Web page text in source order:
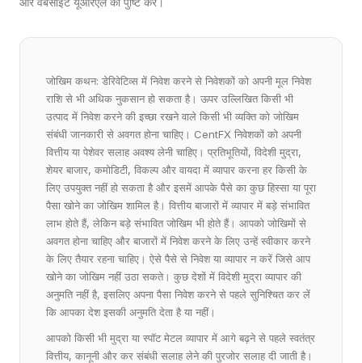
जोखिम कथन: डेरिवेटिव्स में निवेश करने से निवेशकों को अपनी मूल निवेश
राशि से भी अधिक नुकसान हो सकता है। ऊपर उल्लिखित किसी भी
उत्पाद में निवेश करने की इच्छा रखने वाले किसी भी व्यक्ति को जोखिम
संबंधी जानकारी से अवगत होना चाहिए। CentFX निवेशकों को अपनी
वित्तीय या पेशेवर सलाह अवश्य लेनी चाहिए। प्रतिभूतियों, विदेशी मुद्रा,
शेयर बाजार, कमोडिटी, विकल्प और वायदा में व्यापार करना हर किसी के
लिए उपयुक्त नहीं हो सकता है और इसमें आपके पैसे का कुछ हिस्सा या पूरा
पैसा खोने का जोखिम शामिल है। वित्तीय बाजारों में व्यापार में बड़े संभावित
लाभ होते हैं, लेकिन बड़े संभावित जोखिम भी होते हैं। आपको जोखिमों से
अवगत होना चाहिए और बाजारों में निवेश करने के लिए उन्हें स्वीकार करने
के लिए तैयार रहना चाहिए। ऐसे पैसे से निवेश या व्यापार न करें जिसे आप
खोने का जोखिम नहीं उठा सकते। कुछ देशों में विदेशी मुद्रा व्यापार की
अनुमति नहीं है, इसलिए अपना पैसा निवेश करने से पहले सुनिश्चित कर लें
कि आपका देश इसकी अनुमति देता है या नहीं।
आपको किसी भी मुद्रा या स्पॉट मेटल व्यापार में आगे बढ़ने से पहले स्वतंत्र
वित्तीय, कानूनी और कर संबंधी सलाह लेने की पुरजोर सलाह दी जाती है।